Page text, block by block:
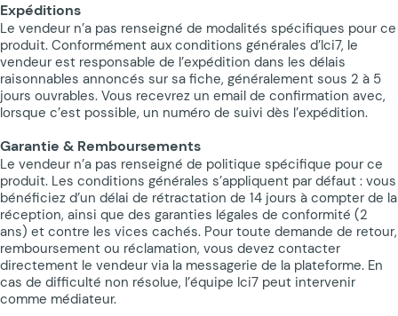
Expéditions
Le vendeur n’a pas renseigné de modalités spécifiques pour ce
produit. Conformément aux conditions générales d’Ici7, le
vendeur est responsable de l’expédition dans les délais
raisonnables annoncés sur sa fiche, généralement sous 2 à 5
jours ouvrables. Vous recevrez un email de confirmation avec,
lorsque c’est possible, un numéro de suivi dès l’expédition.
Garantie & Remboursements
Le vendeur n’a pas renseigné de politique spécifique pour ce
produit. Les conditions générales s’appliquent par défaut : vous
bénéficiez d’un délai de rétractation de 14 jours à compter de la
réception, ainsi que des garanties légales de conformité (2
ans) et contre les vices cachés. Pour toute demande de retour,
remboursement ou réclamation, vous devez contacter
directement le vendeur via la messagerie de la plateforme. En
cas de difficulté non résolue, l’équipe Ici7 peut intervenir
comme médiateur.